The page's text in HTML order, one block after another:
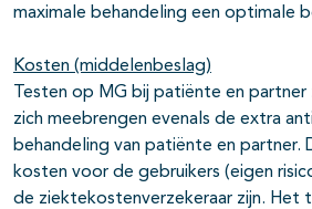
maximale behandeling een optimale
Kosten (middelenbeslag)
Testen op MG bij patiënte en
zich meebrengen evenals de extra
behandeling van patiënte en partner.
kosten voor de gebruikers (eigen
de ziektekostenverzekeraar zijn. Het